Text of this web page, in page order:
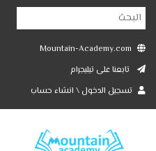
Mountain-Academy.com
تابعنا على تيليجرام
تسجيل الدخول \ انشاء حساب